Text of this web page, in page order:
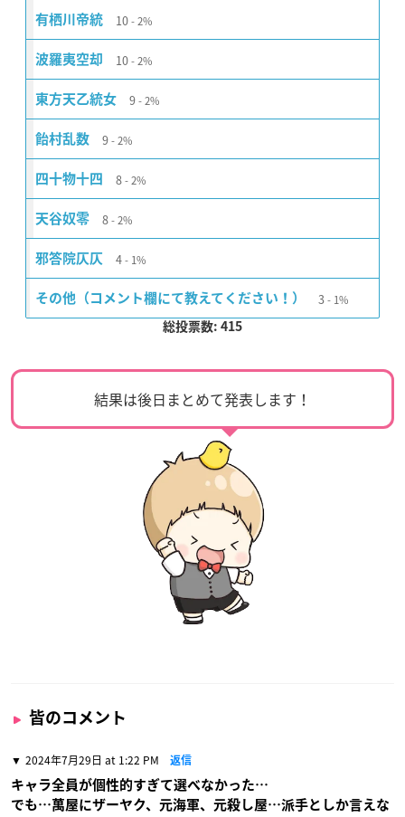
有栖川帝統 10 2%
波羅夷空却 10 2%
東方天乙統女 9 2%
飴村乱数 9 2%
四十物十四 8 2%
天谷奴零 8 2%
邪答院仄仄 4 1%
その他（コメント欄にて教えてください！） 3 1%
総投票数: 415
結果は後日まとめて発表します！
皆のコメント
2024年7月29日 at 1:22 PM 返信
キャラ全員が個性的すぎて選べなかった…
でも…萬屋にザーヤク、元海軍、元殺し屋…派手としか言えな